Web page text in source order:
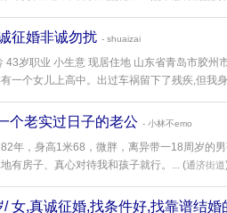
征婚非诚勿扰 - shuaizai
43岁职业 小生意 现居住地 山东省青岛市胶
一个女儿上高中。出过车祸留下了残疾,但我
个老实过日子的老公 - 小林不emo
年，身高1米68，微胖，离异带一18周岁的
有房子、真心对待我和孩子就行。... (通济街道
/ 女,真诚征婚,找条件好,找靠谱结婚